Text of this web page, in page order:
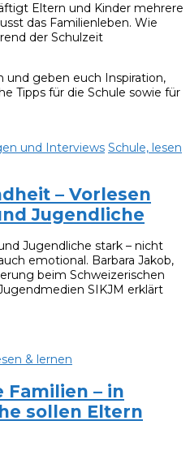
Eltern und Kinder mehrere
das Familienleben. Wie
der Schulzeit
und geben euch Inspiration,
Tipps für die Schule sowie für
und Interviews Schule, lesen
– Vorlesen
Jugendliche
Jugendliche stark – nicht
emotional. Barbara Jakob,
beim Schweizerischen
SIKJM erklärt
& lernen
Familien – in
sollen Eltern